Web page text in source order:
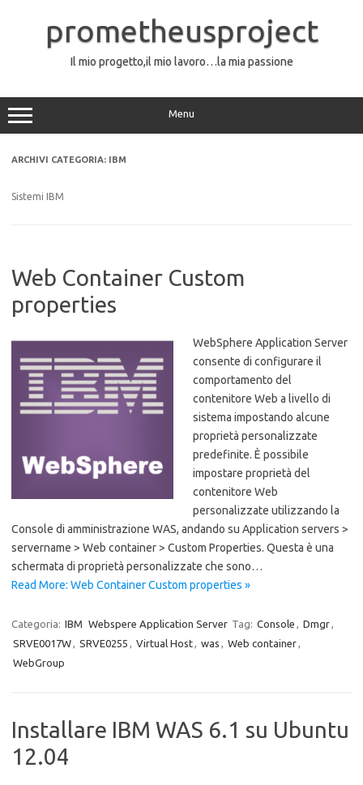
contenutoprometheusproject
Il mio progetto,il mio lavoro…la mia passione
Menu
ARCHIVI CATEGORIA: IBM
Sistemi IBM
Web Container Custom
properties
WebSphere Application Server
consente di configurare il
comportamento del
contenitore Web a livello di
sistema impostando alcune
proprietà personalizzate
predefinite. È possibile
impostare proprietà del
contenitore Web
personalizzate utilizzando la
Console di amministrazione WAS, andando su Application servers >
servername > Web container > Custom Properties. Questa è una
schermata di proprietà personalizzate che sono…
Read More: Web Container Custom properties »
Categoria: IBM Webspere Application Server Tag: Console , Dmgr,
SRVE0017W, SRVE0255 , Virtual Host, was , Web container,
WebGroup
Installare IBM WAS 6.1 su Ubuntu
12.04